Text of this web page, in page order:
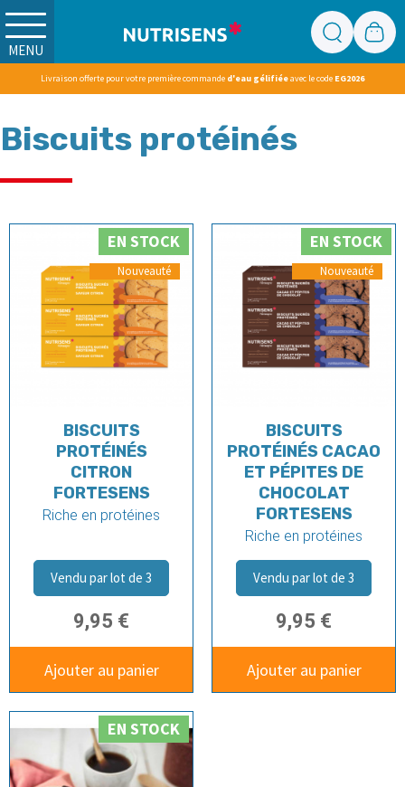
Livraison offerte pour votre première commande d'eau gélifiéeavec le code EG2026
MENU
Biscuits protéinés
EN STOCK
BISCUITS
PROTÉINÉS
CITRON
FORTESENS
Riche en protéines
Vendu par lot de 3
9,95 €
Ajouter au panier
EN STOCK
BISCUITS
PROTÉINÉS CACAO
ET PÉPITES DE
CHOCOLAT
FORTESENS
Riche en protéines
Vendu par lot de 3
9,95 €
Ajouter au panier
EN STOCK